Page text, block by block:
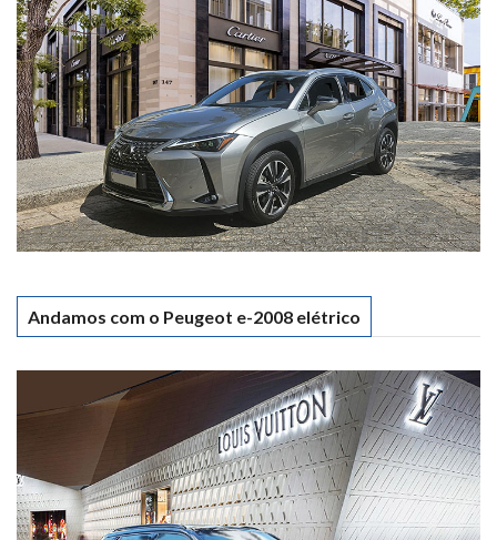
Andamos com o Peugeot e-2008 elétrico